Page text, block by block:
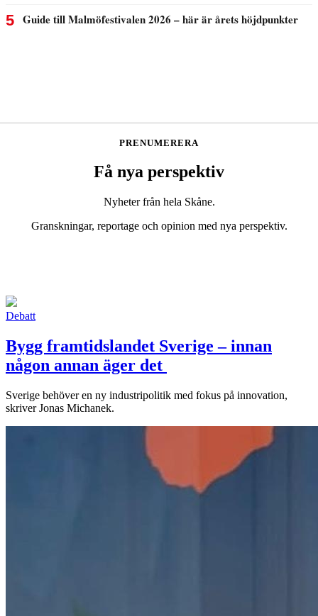
PRENUMERERA
Få nya perspektiv
Nyheter från hela Skåne.
Granskningar, reportage och opinion med nya perspektiv.
Debatt
Bygg framtidslandet Sverige – innan
någon annan äger det
Sverige behöver en ny industripolitik med fokus på innovation,
skriver Jonas Michanek.